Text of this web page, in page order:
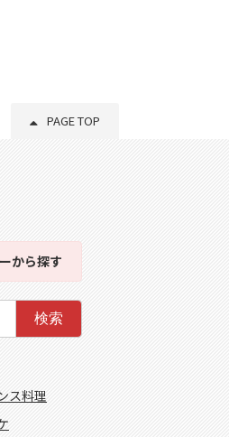
PAGE TOP
から探す
検索
ス料理